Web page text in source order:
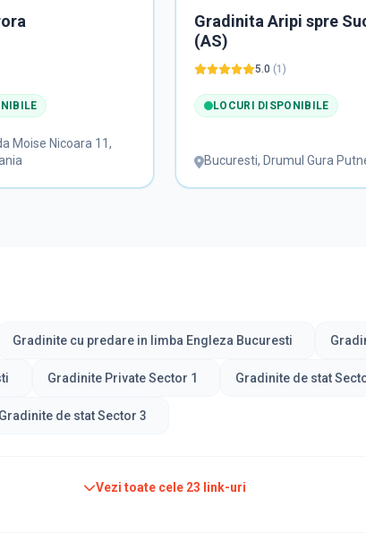
Moise Nicoara 11,
Gradinita Aripi spre
(AS)
5.0 (1 )
LOCURI DISPONIBILE
Bucuresti, Drumul Gura
Gradinite cu predare in limba Engleza Bucuresti
Gradinite Private Sector 1 Gradinite de stat
Gradinite de stat Sector 3
Vezi toate cele 23 link-uri